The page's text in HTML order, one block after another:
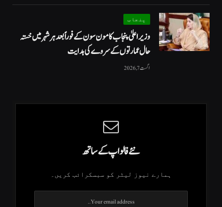
پنجاب
وزیراعلیٰ پنجاب کا مون سون کے فوراً بعد ہر شہر میں خستہ
حال عمارتوں کے سروے کی ہدایت
اگست 7, 2026
نئے فالو اپ کے ساتھ
ہمارے نیوز لیٹر کو سبسکرائب کریں۔